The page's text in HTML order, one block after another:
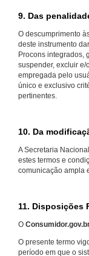
9. Das
O descumprimento
deste instrumento
Procons integrados,
suspender, excluir
empregada pelo
único e exclusivo
pertinentes.
10. Da
A Secretaria
estes termos e
comunicação ampla
11. Disposições
O
O presente termo
período em que o